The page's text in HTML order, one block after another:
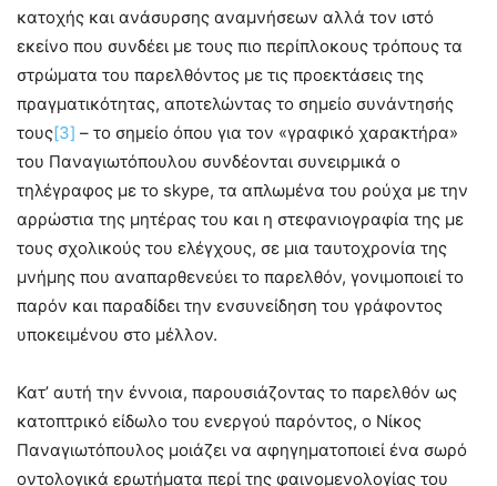
κατοχής και ανάσυρσης αναμνήσεων αλλά τον ιστό
εκείνο που συνδέει με τους πιο περίπλοκους τρόπους τα
στρώματα του παρελθόντος με τις προεκτάσεις της
πραγματικότητας, αποτελώντας το σημείο συνάντησής
τους[3] – το σημείο όπου για τον «γραφικό χαρακτήρα»
του Παναγιωτόπουλου συνδέονται συνειρμικά ο
τηλέγραφος με το skype, τα απλωμένα του ρούχα με την
αρρώστια της μητέρας του και η στεφανιογραφία της με
τους σχολικούς του ελέγχους, σε μια ταυτοχρονία της
μνήμης που αναπαρθενεύει το παρελθόν, γονιμοποιεί το
παρόν και παραδίδει την ενσυνείδηση του γράφοντος
υποκειμένου στο μέλλον.
Κατ’ αυτή την έννοια, παρουσιάζοντας το παρελθόν ως
κατοπτρικό είδωλο του ενεργού παρόντος, ο Νίκος
Παναγιωτόπουλος μοιάζει να αφηγηματοποιεί ένα σωρό
οντολογικά ερωτήματα περί της φαινομενολογίας του